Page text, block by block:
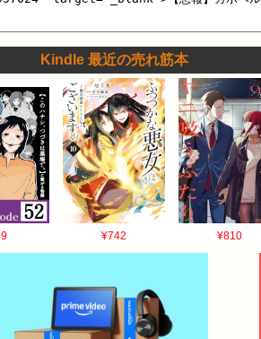
までポルトガル領で 公用語はポルトガル
多く、本国の人口よりも海外在住者の方が
本船のマグロ漁の基地がある。…
Kindle 最近の売れ筋本
¥742 ¥810